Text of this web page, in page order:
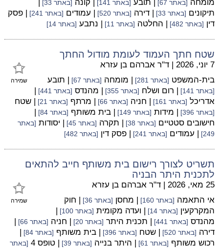
מומחה [באתר 67] | תובע [באתר 141] | קונה [באתר 33]
|
תיקונים [באתר 33] | דירה [באתר 520] | עמודים [באתר 241]
| פסק
דין [באתר 482] | החלטה [באתר 11] | נתבע [באתר 14]
שטח חתך העמוד לעומת מודול החתך
שמירה
7 יוני, 2026 | ד"ר אברהם בן עזרא
בית-המשפט [באתר 281] | מומחה [באתר 67] | תובע
[באתר 141] | רום ושלח [באתר 355] | מהנדס [באתר 441]
|
אדריכל [באתר 161] | חניה [באתר 66] | מרתף [באתר 21] | שטח
[באתר 396] | מידות [באתר 149] | בית משותף [באתר 84]
|
חישובים סטטיים [באתר 38] | תקרה [באתר 45] | יסודות [באתר
249]
| עמודים [באתר 241] | פסק דין [באתר 482]
תשריט לצורך רישום בית משותף חייב להתאים
לתכנית היתר הבניה
שמירה
25 מאי, 2026 | ד"ר אברהם בן עזרא
אי התאמה [באתר 160] | מחסן [באתר 36]
| חוק
המקרקעין [באתר 14] | ועדה מקומית [באתר 100]
|
מהנדס [באתר 441] | תכנית היתר [באתר 20] | חניה [באתר 66]
|
דירה [באתר 520] | שטח [באתר 396] | בית משותף [באתר 84]
|
רכוש משותף [באתר 61] | היתר בנייה [באתר 39] | טופס 4
[באתר